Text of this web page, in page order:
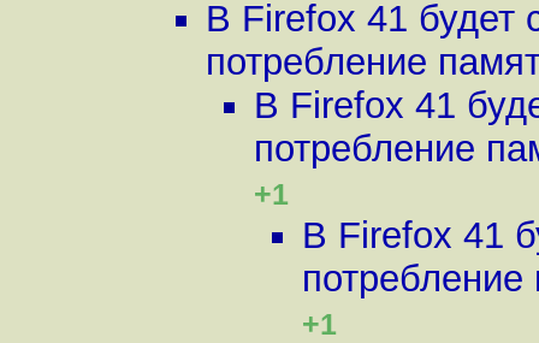
В Firefox 41 будет
потребление
В Firefox 41
потребление
+1
В Firefox 41
+1